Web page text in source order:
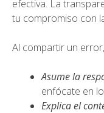
efectiva. La
tu compromiso con
Al compartir un
Asume la
enfócate en
Explica el